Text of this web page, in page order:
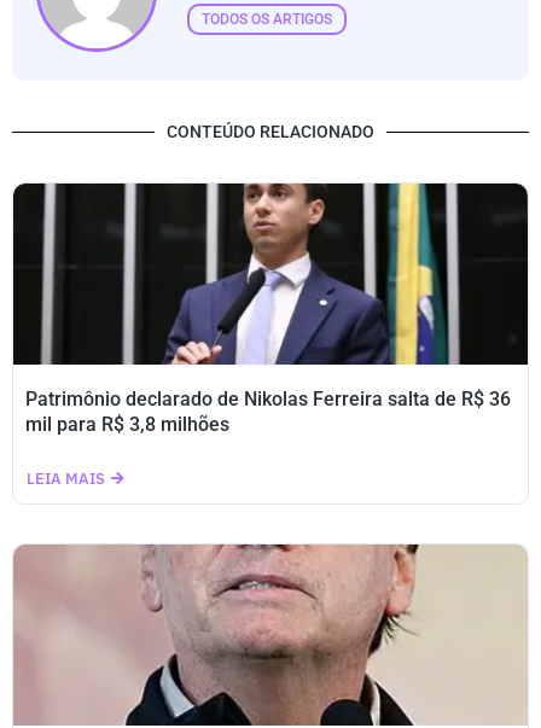
TODOS OS ARTIGOS
CONTEÚDO RELACIONADO
Patrimônio declarado de Nikolas Ferreira salta de R$ 36
mil para R$ 3,8 milhões
LEIA MAIS